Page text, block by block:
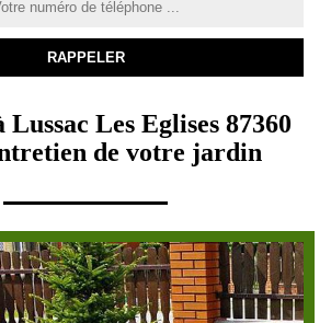
Les Eglises 87360
de votre jardin